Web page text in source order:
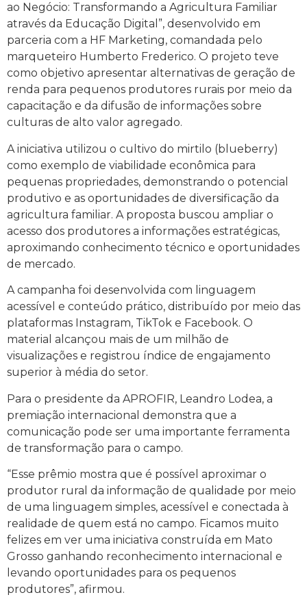
ao Negócio: Transformando a Agricultura Familiar
através da Educação Digital”, desenvolvido em
parceria com a HF Marketing, comandada pelo
marqueteiro Humberto Frederico. O projeto teve
como objetivo apresentar alternativas de geração de
renda para pequenos produtores rurais por meio da
capacitação e da difusão de informações sobre
culturas de alto valor agregado.
A iniciativa utilizou o cultivo do mirtilo (blueberry)
como exemplo de viabilidade econômica para
pequenas propriedades, demonstrando o potencial
produtivo e as oportunidades de diversificação da
agricultura familiar. A proposta buscou ampliar o
acesso dos produtores a informações estratégicas,
aproximando conhecimento técnico e oportunidades
de mercado.
A campanha foi desenvolvida com linguagem
acessível e conteúdo prático, distribuído por meio das
plataformas Instagram, TikTok e Facebook. O
material alcançou mais de um milhão de
visualizações e registrou índice de engajamento
superior à média do setor.
Para o presidente da APROFIR, Leandro Lodea, a
premiação internacional demonstra que a
comunicação pode ser uma importante ferramenta
de transformação para o campo.
“Esse prêmio mostra que é possível aproximar o
produtor rural da informação de qualidade por meio
de uma linguagem simples, acessível e conectada à
realidade de quem está no campo. Ficamos muito
felizes em ver uma iniciativa construída em Mato
Grosso ganhando reconhecimento internacional e
levando oportunidades para os pequenos
produtores”, afirmou.